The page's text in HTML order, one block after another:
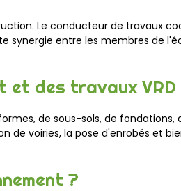
Le conducteur de travaux
synergie entre les membres de
et des travaux VRD
de sous-sols, de fondations,
de voiries, la pose d'enrobés et
?